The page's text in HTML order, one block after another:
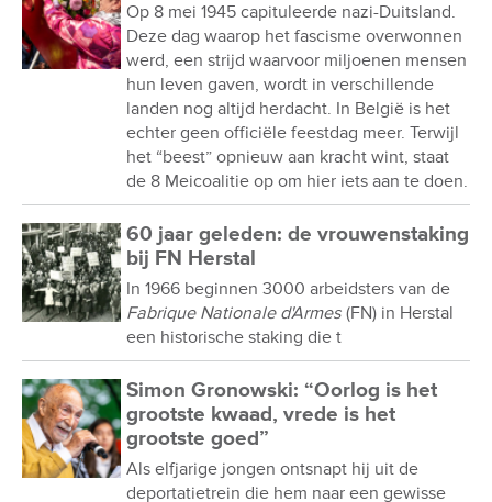
Op 8 mei 1945 capituleerde nazi-Duitsland.
Deze dag waarop het fascisme overwonnen
werd, een strijd waarvoor miljoenen mensen
hun leven gaven, wordt in verschillende
landen nog altijd herdacht. In België is het
echter geen officiële feestdag meer. Terwijl
het “beest” opnieuw aan kracht wint, staat
de 8 Meicoalitie op om hier iets aan te doen.
60 jaar geleden: de vrouwenstaking
bij FN Herstal
In 1966 beginnen 3000 arbeidsters van de
Fabrique Nationale d'Armes (FN) in Herstal
een historische staking die t
Simon Gronowski: “Oorlog is het
grootste kwaad, vrede is het
grootste goed”
Als elfjarige jongen ontsnapt hij uit de
deportatietrein die hem naar een gewisse